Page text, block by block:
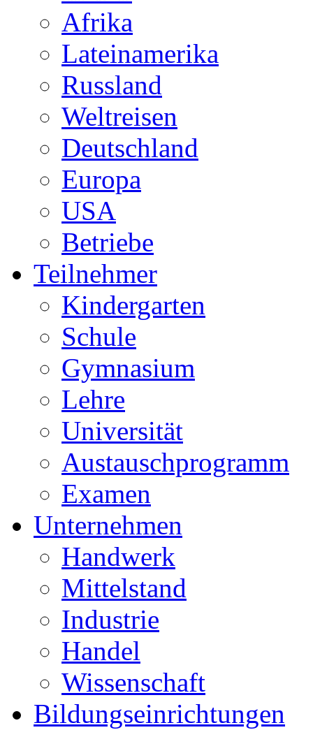
Afrika
Lateinamerika
Russland
Weltreisen
Deutschland
Europa
USA
Betriebe
Teilnehmer
Kindergarten
Schule
Gymnasium
Lehre
Universität
Austauschprogramm
Examen
Unternehmen
Handwerk
Mittelstand
Industrie
Handel
Wissenschaft
Bildungseinrichtungen